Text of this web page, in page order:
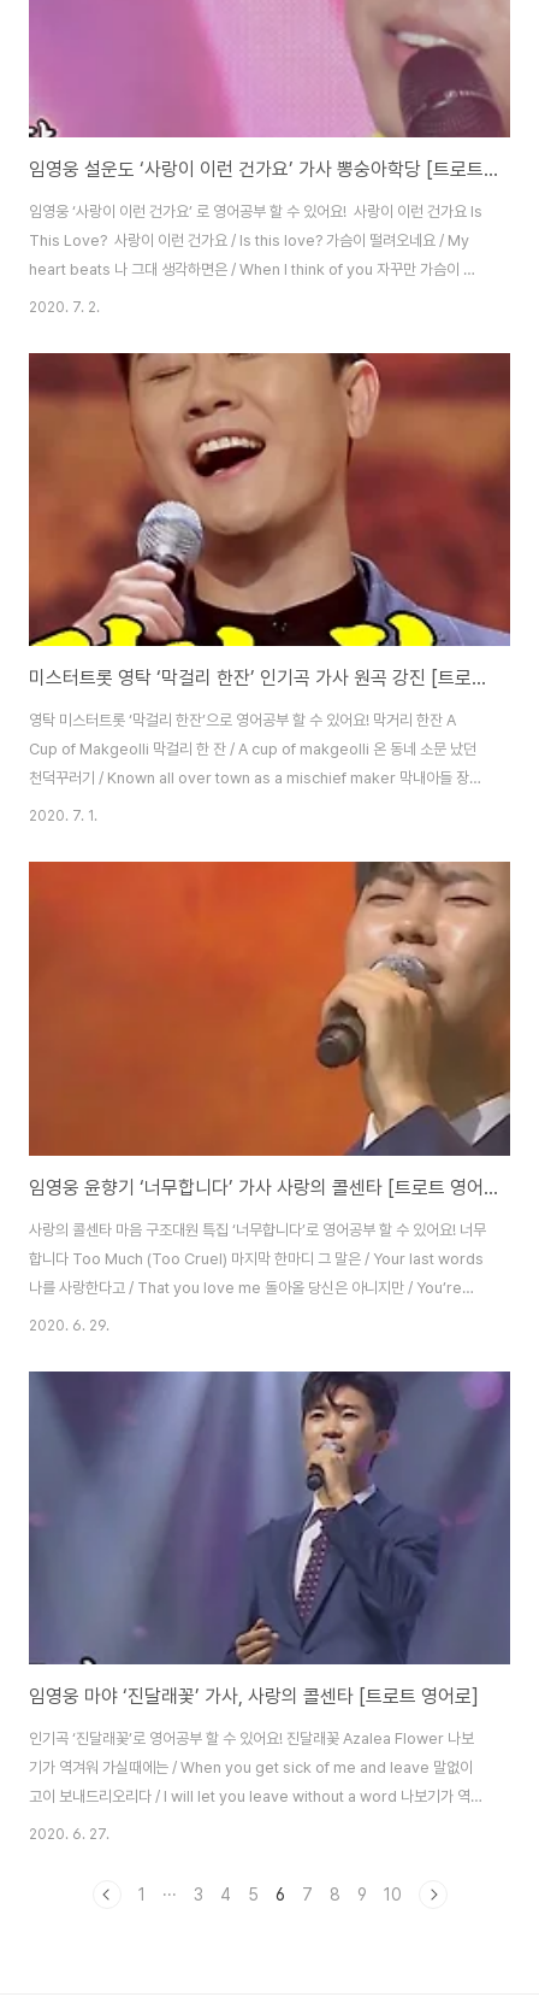
임영웅 설운도 ‘사랑이 이런 건가요’ 가사 뽕숭아학당 [트로트 영어로]
임영웅 ‘사랑이 이런 건가요’ 로 영어공부 할 수 있어요! ​ 사랑이 이런 건가요 Is
This Love? ​ 사랑이 이런 건가요 / Is this love? 가슴이 떨려오네요 / My
heart beats 나 그대 생각하면은 / When I think of you 자꾸만 가슴이 뛰
네요 / My heart beats on 어쩌다 이렇게 멋진 / How did I happen to 그
도 난 / No matter how much I think about it 행운의 남자인가 봐 / I am
such a lucky man 난 이제 하루하루가 / Now my everyday 그대 있어 너
무 행복해 / Is so happy..
2020. 7. 2.
미스터트롯 영탁 ‘막걸리 한잔’ 인기곡 가사 원곡 강진 [트로트 영어로]
영탁 미스터트롯 ‘막걸리 한잔’으로 영어공부 할 수 있어요! 막거리 한잔 A
Cup of Makgeolli 막걸리 한 잔 / A cup of makgeolli 온 동네 소문 났던
천덕꾸러기 / Known all over town as a mischief maker 막내아들 장가
가던 날 / The day his youngest son got married 앓던 이가 빠졌다며
was dancing 아버지 우리 아들 많이 컸지요 / Father, my son has
grown a lot 인물은 그래도 내가 낫지요 / Still, I am better looking 고사
2020. 7. 1.
임영웅 윤향기 ‘너무합니다’ 가사 사랑의 콜센타 [트로트 영어로]
사랑의 콜센타 마음 구조대원 특집 ‘너무합니다’로 영어공부 할 수 있어요! 너무
합니다 Too Much (Too Cruel) 마지막 한마디 그 말은 / Your last words
나를 사랑한다고 / That you love me 돌아올 당신은 아니지만 / You’re
not one to turn back 진실을 말해줘요 / But tell me the truth 떠날 땐 말
아요 / Don’t put me in tears 너무합니다 / Too much (Too cruel) 너무
합니다 / Too much (Too cruel) 당신은 너무합니다 / You’re too much
2020. 6. 29.
임영웅 마야 ‘진달래꽃’ 가사, 사랑의 콜센타 [트로트 영어로]
인기곡 ‘진달래꽃’로 영어공부 할 수 있어요! 진달래꽃 Azalea Flower 나보
기가 역겨워 가실때에는 / When you get sick of me and leave 말없이
고이 보내드리오리다 / I will let you leave without a word 나보기가 역겨
워 가실때에는 / When you get sick of me and leave 죽어도 아니 눈물
have left me 이젠 그대 아닌지 / Are you not yourself anymore 그댈
2020. 6. 27.
1 ··· 3 4 5 6 7 8 9 10